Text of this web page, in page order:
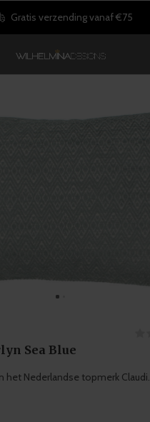
Gratis verzending vanaf €75
Sea Blue
het Nederlandse topmerk Claudi.